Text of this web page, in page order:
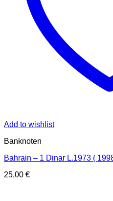
Add to wishlist
Banknoten
Bahrain – 1 Dinar L.1973 (
25,00 €